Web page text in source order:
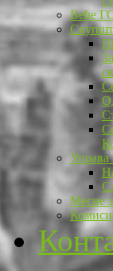
Веће
Управа
Месне